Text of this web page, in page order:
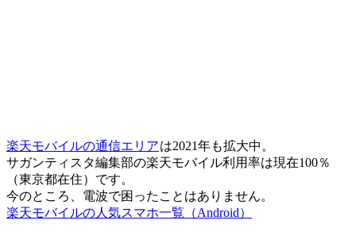
楽天モバイルの通信エリアは2021年も拡大中。
サガンティスタ編集部の楽天モバイル利用率は現在100％
（東京都在住）です。
今のところ、電波で困ったことはありません。
楽天モバイルの人気スマホ一覧（Android）